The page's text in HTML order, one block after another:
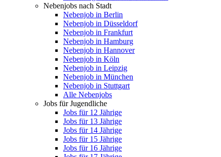
Nebenjobs nach Stadt
Nebenjob in Berlin
Nebenjob in Düsseldorf
Nebenjob in Frankfurt
Nebenjob in Hamburg
Nebenjob in Hannover
Nebenjob in Köln
Nebenjob in Leipzig
Nebenjob in München
Nebenjob in Stuttgart
Alle Nebenjobs
Jobs für Jugendliche
Jobs für 12 Jährige
Jobs für 13 Jährige
Jobs für 14 Jährige
Jobs für 15 Jährige
Jobs für 16 Jährige